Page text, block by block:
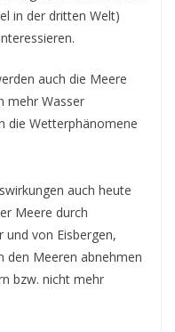
in der dritten Welt)
auch die Meere
mehr Wasser
die Wetterphänomene
auch heute
Meere durch
und von Eisbergen,
den Meeren abnehmen
bzw. nicht mehr